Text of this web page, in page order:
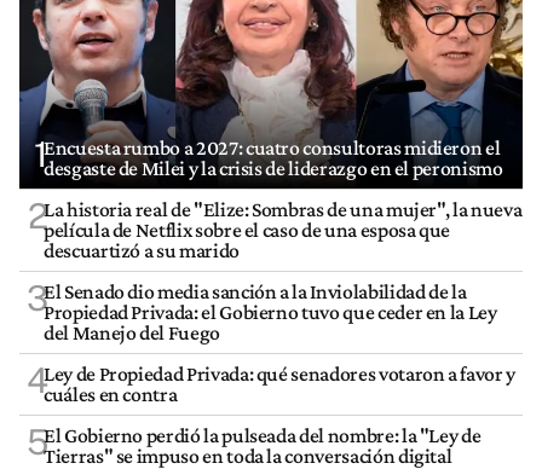
1Encuesta rumbo a 2027: cuatro consultoras midieron el
desgaste de Milei y la crisis de liderazgo en el peronismo
2La historia real de "Elize: Sombras de una mujer", la nueva
película de Netflix sobre el caso de una esposa que
descuartizó a su marido
3El Senado dio media sanción a la Inviolabilidad de la
Propiedad Privada: el Gobierno tuvo que ceder en la Ley
del Manejo del Fuego
4Ley de Propiedad Privada: qué senadores votaron a favor y
cuáles en contra
5El Gobierno perdió la pulseada del nombre: la "Ley de
Tierras" se impuso en toda la conversación digital